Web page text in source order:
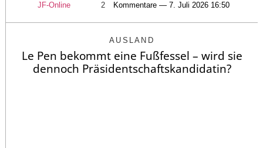
JF-Online 2 Kommentare — 7. Juli 2026 16:50
AUSLAND
Le Pen bekommt eine Fußfessel – wird sie
dennoch Präsidentschaftskandidatin?